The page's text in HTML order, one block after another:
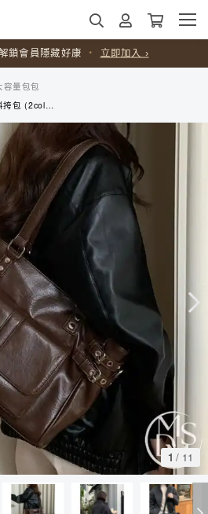
鎖會員隱藏好康 ・ 立即加入 ›
容量包包
勤包 上班日常百搭女包 B119
1 / 11